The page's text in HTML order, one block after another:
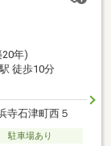
20年)
徒歩10分
寺石津町西５
駐車場あり